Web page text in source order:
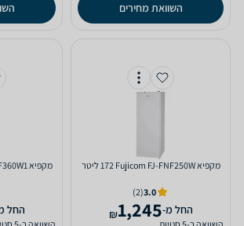
השוואת מחירים
מקפיא Fujicom FJ-FNF250W ‏172 ‏ליטר
3.0
(2)
‫החל מ-1,245
₪
מקפיא Fujicom FJFNF360W1 ‏172 ‏ליטר
‫החל